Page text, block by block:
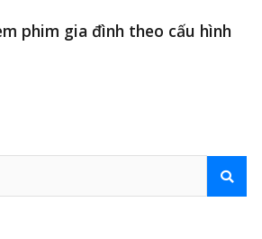
phim gia đình theo cấu hình